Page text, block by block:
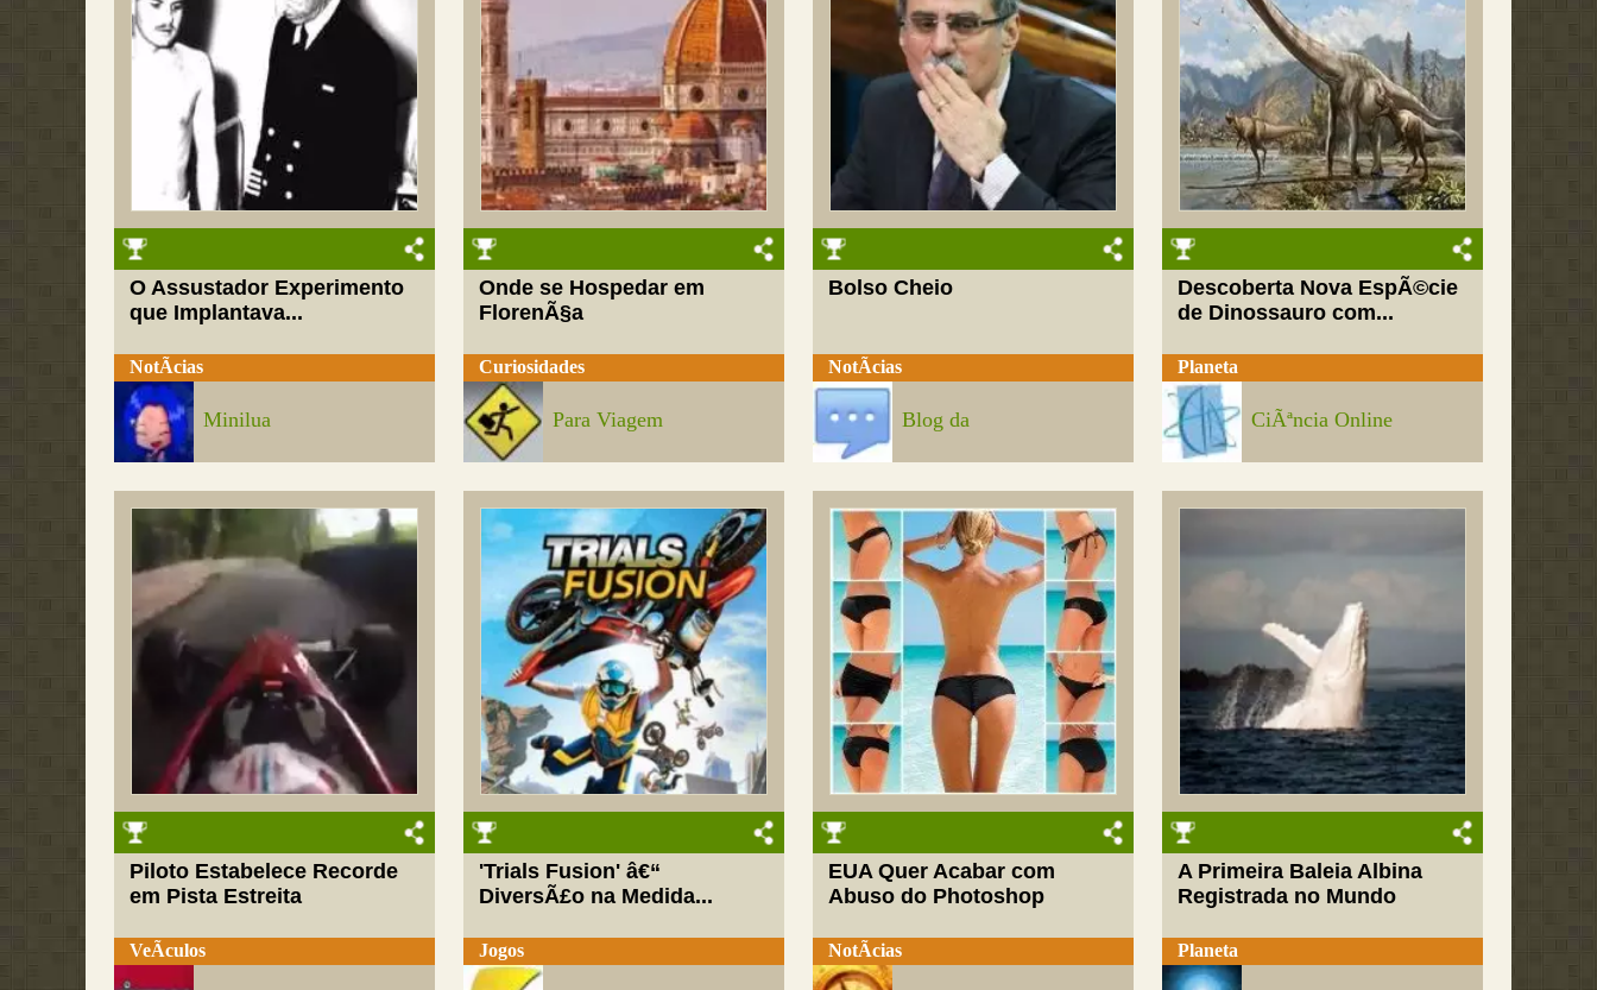
O Assustador Experimento
que Implantava...
NotÃ­cias
Minilua
Onde se Hospedar em
FlorenÃ§a
Curiosidades
Para Viagem
Bolso Cheio
NotÃ­cias
Blog da
Descoberta Nova EspÃ©cie
de Dinossauro com...
Planeta
CiÃªncia Online
Piloto Estabelece Recorde
em Pista Estreita
VeÃ­culos
'Trials Fusion' â€“
DiversÃ£o na Medida...
Jogos
EUA Quer Acabar com
Abuso do Photoshop
NotÃ­cias
A Primeira Baleia Albina
Registrada no Mundo
Planeta